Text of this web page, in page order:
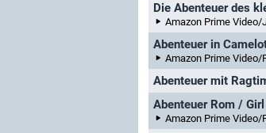
Die Abenteuer des
Amazon Prime Video/Joyn/Prime
Abenteuer in
Amazon Prime Video/
Abenteuer mit
Abenteuer Rom /
Amazon Prime Video/